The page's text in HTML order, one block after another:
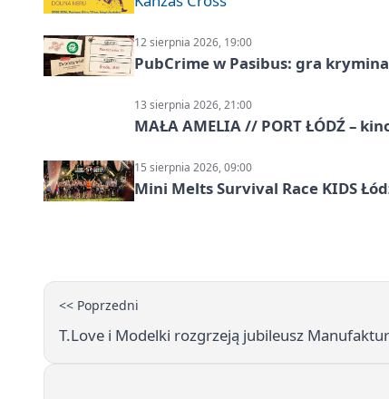
12 sierpnia 2026, 19:00
PubCrime w Pasibus: gra
13 sierpnia 2026, 21:00
MAŁA AMELIA // PORT ŁÓDŹ –
15 sierpnia 2026, 09:00
Mini Melts Survival Race KIDS
<< Poprzedni
T.Love i Modelki rozgrzeją jubileusz